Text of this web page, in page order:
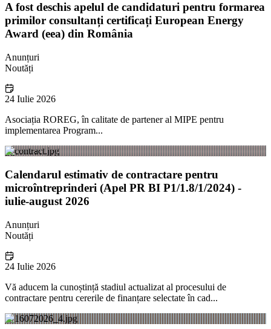
A fost deschis apelul de candidaturi pentru formarea
primilor consultanți certificați European Energy
Award (eea) din România
Anunțuri
Noutăți
24 Iulie 2026
Asociația ROREG, în calitate de partener al MIPE pentru
implementarea Program...
Calendarul estimativ de contractare pentru
microîntreprinderi (Apel PR BI P1/1.8/1/2024) -
iulie-august 2026
Anunțuri
Noutăți
24 Iulie 2026
Vă aducem la cunoștință stadiul actualizat al procesului de
contractare pentru cererile de finanțare selectate în cad...